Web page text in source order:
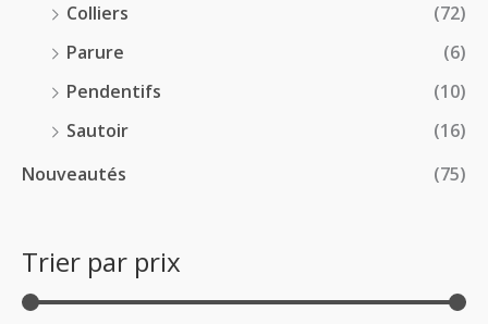
Colliers
(72)
Parure
(6)
Pendentifs
(10)
Sautoir
(16)
Nouveautés
(75)
Trier par prix